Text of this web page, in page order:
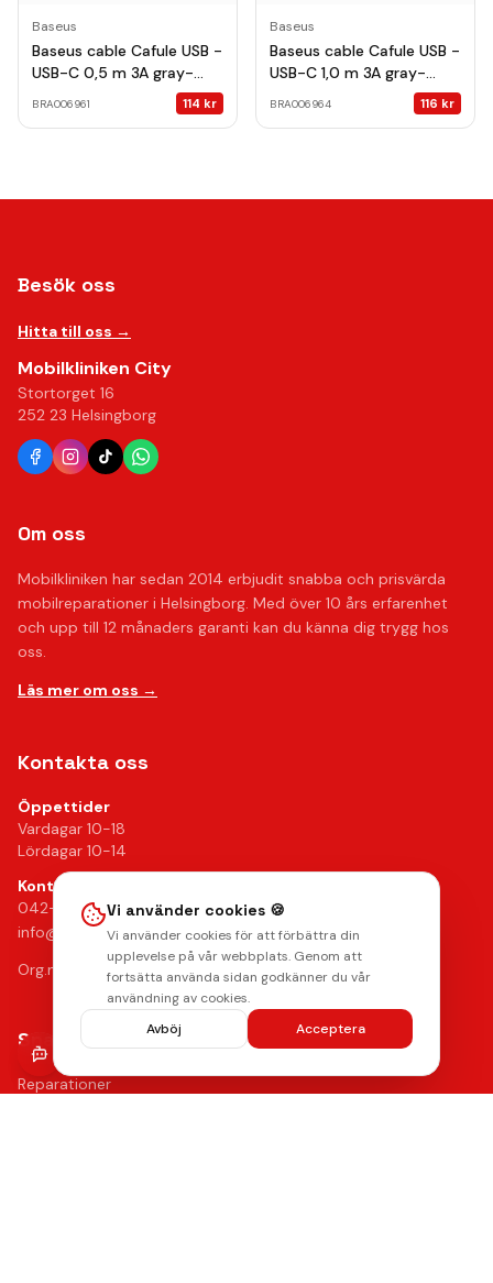
Baseus
Baseus cable Cafule USB -
USB-C 0,5 m 3A gray-
BRA006961 114 kr
Baseus
Baseus cable Cafule USB -
USB-C 1,0 m 3A gray-
BRA006964 116 kr
Besök oss
Hitta till oss →
Mobilkliniken City
Stortorget 16
252 23 Helsingborg
Om oss
Mobilkliniken har sedan 2014 erbjudit snabba och prisvärda
mobilreparationer i Helsingborg. Med över 10 års erfarenhet
och upp till 12 månaders garanti kan du känna dig trygg hos
oss.
Läs mer om oss →
Kontakta oss
Öppettider
Vardagar 10-18
Lördagar 10-14
Kontakt
042-24 25 02
info@mobilkliniken.se
Org.nr: 556946-9199
Snabblänkar
Reparationer
Vi använder cookies 🍪
Vi använder cookies för att förbättra din
upplevelse på vår webbplats. Genom att
fortsätta använda sidan godkänner du vår
användning av cookies.
Avböj
Acceptera